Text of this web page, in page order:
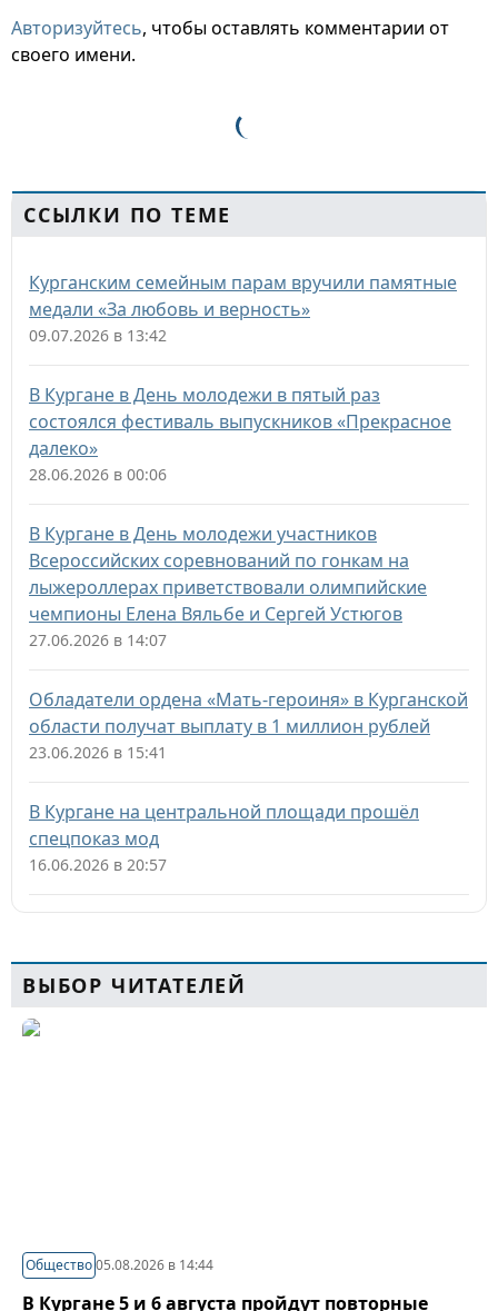
Авторизуйтесь, чтобы оставлять комментарии от
своего имени.
ССЫЛКИ ПО ТЕМЕ
Курганским семейным парам вручили памятные
медали «За любовь и верность»
09.07.2026 в 13:42
В Кургане в День молодежи в пятый раз
состоялся фестиваль выпускников «Прекрасное
далеко»
28.06.2026 в 00:06
В Кургане в День молодежи участников
Всероссийских соревнований по гонкам на
лыжероллерах приветствовали олимпийские
чемпионы Елена Вяльбе и Сергей Устюгов
27.06.2026 в 14:07
Обладатели ордена «Мать-героиня» в Курганской
области получат выплату в 1 миллион рублей
23.06.2026 в 15:41
В Кургане на центральной площади прошёл
спецпоказ мод
16.06.2026 в 20:57
ВЫБОР ЧИТАТЕЛЕЙ
Общество05.08.2026 в 14:44
В Кургане 5 и 6 августа пройдут повторные